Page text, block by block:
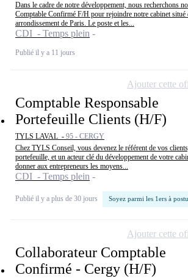
Dans le cadre de notre développement, nous recherchons
Comptable Confirmé F/H pour rejoindre notre cabinet situé
arrondissement de Paris. Le poste et les...
CDI - Temps plein
Publié il y a 11 jours
Comptable Responsable
Portefeuille Clients (H/F)
TYLS LAVAL - 95 - CERGY
Chez TYLS Conseil, vous devenez le référent de vos
portefeuille, et un acteur clé du développement de votre
donner aux entrepreneurs les moyens...
CDI - Temps plein
Publié il y a plus de 30 jours Soyez parmi les 1ers à
Ajouter cette
Collaborateur Comptable
Confirmé - Cergy (H/F)
Ajouter cette